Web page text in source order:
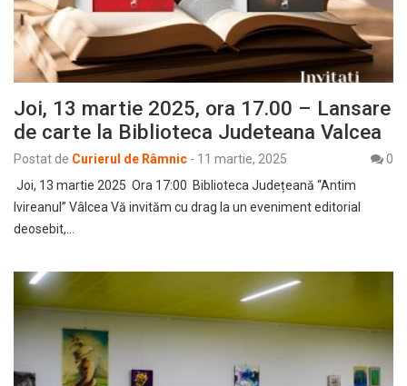
Joi, 13 martie 2025, ora 17.00 – Lansare
de carte la Biblioteca Judeteana Valcea
Postat de Curierul de Râmnic - 11 martie, 2025
0
Joi, 13 martie 2025 Ora 17:00 Biblioteca Județeană “Antim
Ivireanul” Vâlcea Vă invităm cu drag la un eveniment editorial
deosebit,…